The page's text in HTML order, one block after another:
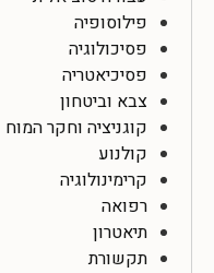
פילוסופיה
פסיכולוגיה
פסיכיאטריה
צבא וביטחון
קוגניציה וחקר המוח
קולנוע
קרימינולוגיה
רפואה
תיאטרון
תקשורת